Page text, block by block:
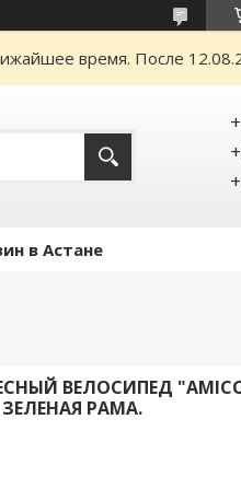
время. После
в Астане
ВЕЛОСИПЕД
РАМА.